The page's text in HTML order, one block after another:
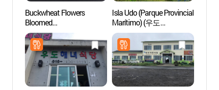
Buckwheat Flowers
Bloomed
(메밀꽃이피었습니다)
Isla Udo (Parque Provincial
Marítimo) (우도
(해양도립공원))